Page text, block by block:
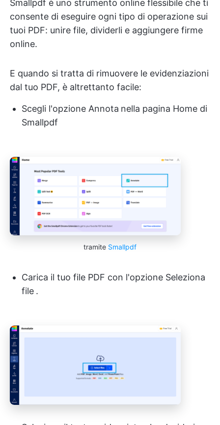
Smallpdf è uno strumento online flessibile che ti
consente di eseguire ogni tipo di operazione sui
tuoi PDF: unire file, dividerli e aggiungere firme
online.
E quando si tratta di rimuovere le evidenziazioni
dal tuo PDF, è altrettanto facile:
Scegli l'opzione Annota nella pagina Home di
Smallpdf
tramite Smallpdf
Carica il tuo file PDF con l'opzione Seleziona
file .